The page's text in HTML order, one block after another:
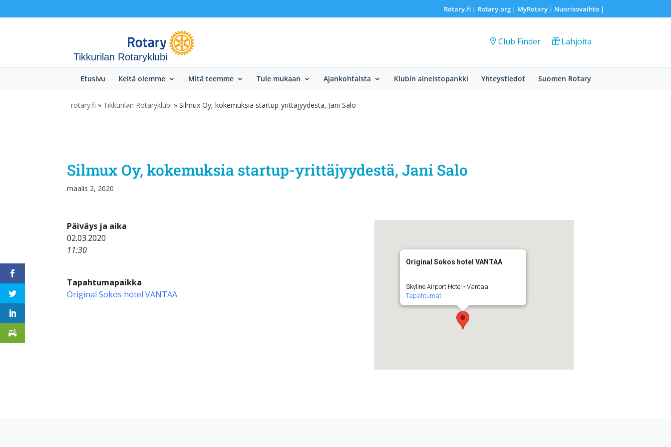
Rotary.fi| Rotary.org| MyRotary | Nuorisovaihto|
Tikkurilan Rotaryklubi
Club Finder Lahjoita
Etusivu Keitä olemme Mitä teemme Tule mukaan Ajankohtaista Klubin aineistopankki Yhteystiedot Suomen Rotary
rotary.fi » Tikkurilan Rotaryklubi » Silmux Oy, kokemuksia startup-yrittäjyydestä, Jani Salo
Silmux Oy, kokemuksia startup-yrittäjyydestä, Jani Salo
maalis 2, 2020
Original Sokos hotel VANTAA
Skyline Airport Hotel - Vantaa
Tapahtumat
Päiväys ja aika
02.03.2020
11:30
Tapahtumapaikka
Original Sokos hotel VANTAA